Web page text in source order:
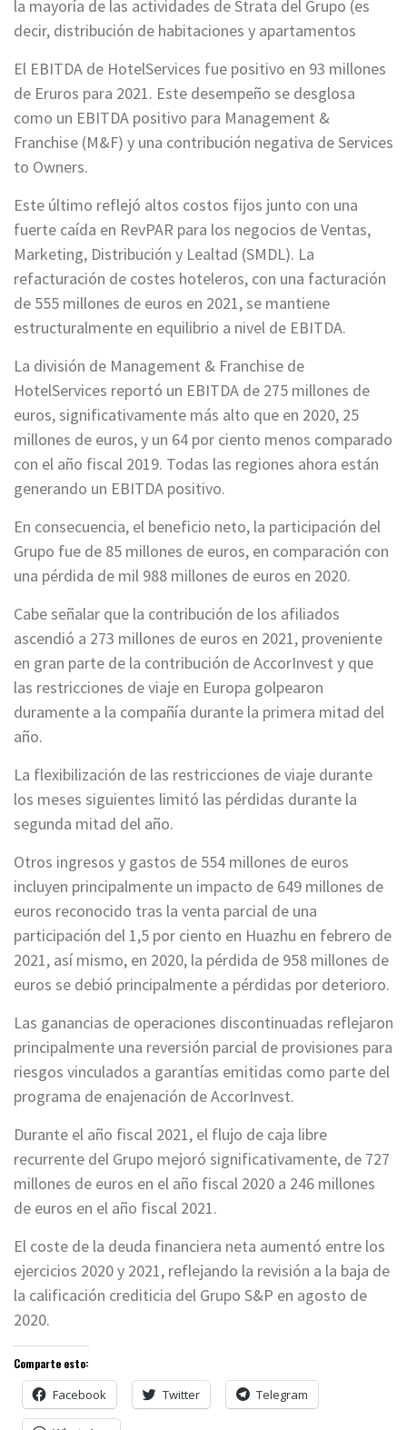
la mayoría de las actividades de Strata del Grupo (es
decir, distribución de habitaciones y apartamentos
El EBITDA de HotelServices fue positivo en 93 millones
de Eruros para 2021. Este desempeño se desglosa
como un EBITDA positivo para Management &
Franchise (M&F) y una contribución negativa de Services
to Owners.
Este último reflejó altos costos fijos junto con una
fuerte caída en RevPAR para los negocios de Ventas,
Marketing, Distribución y Lealtad (SMDL). La
refacturación de costes hoteleros, con una facturación
de 555 millones de euros en 2021, se mantiene
estructuralmente en equilibrio a nivel de EBITDA.
La división de Management & Franchise de
HotelServices reportó un EBITDA de 275 millones de
euros, significativamente más alto que en 2020, 25
millones de euros, y un 64 por ciento menos comparado
con el año fiscal 2019. Todas las regiones ahora están
generando un EBITDA positivo.
En consecuencia, el beneficio neto, la participación del
Grupo fue de 85 millones de euros, en comparación con
una pérdida de mil 988 millones de euros en 2020.
Cabe señalar que la contribución de los afiliados
ascendió a 273 millones de euros en 2021, proveniente
en gran parte de la contribución de AccorInvest y que
las restricciones de viaje en Europa golpearon
duramente a la compañía durante la primera mitad del
año.
La flexibilización de las restricciones de viaje durante
los meses siguientes limitó las pérdidas durante la
segunda mitad del año.
Otros ingresos y gastos de 554 millones de euros
incluyen principalmente un impacto de 649 millones de
euros reconocido tras la venta parcial de una
participación del 1,5 por ciento en Huazhu en febrero de
2021, así mismo, en 2020, la pérdida de 958 millones de
euros se debió principalmente a pérdidas por deterioro.
Las ganancias de operaciones discontinuadas reflejaron
principalmente una reversión parcial de provisiones para
riesgos vinculados a garantías emitidas como parte del
programa de enajenación de AccorInvest.
Durante el año fiscal 2021, el flujo de caja libre
recurrente del Grupo mejoró significativamente, de 727
millones de euros en el año fiscal 2020 a 246 millones
de euros en el año fiscal 2021.
El coste de la deuda financiera neta aumentó entre los
ejercicios 2020 y 2021, reflejando la revisión a la baja de
la calificación crediticia del Grupo S&P en agosto de
2020.
Comparte esto:
Facebook Twitter Telegram